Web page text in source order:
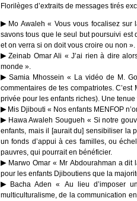
Florilèges d’extraits de messages tirés
Mo Awaleh « Vous vous focalisez sur
savons tous que le seul but poursuivi est
et on verra si on doit vous croire ou non ».
Zeinab Omar Ali « J’ai rien à dire
monde ».
Samia Mhossein « La vidéo de M.
commentaires de tes compatriotes.
privée pour les enfants riches). Une
Mis Djibouti « Nos enfants MENFOP
Hawa Awaleh Sougueh « Si notre
enfants, mais il [aurait du] sensibiliser la
un fonds d’appui à ces familles, ou
pauvres, qui pourrait en bénéficier.
Marwo Omar « Mr Abdourahman a dit
pour les enfants Djiboutiens que la
Bacha Aden « Au lieu d’imposer
multiculturalisme, de la communication